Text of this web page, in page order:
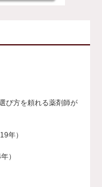
び方を頼れる薬剤師が
年）
）